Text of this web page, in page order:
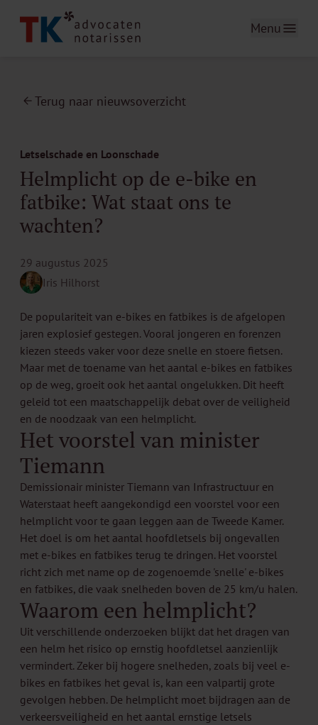
Menu
Terug naar nieuwsoverzicht
Letselschade en Loonschade
Helmplicht op de e-bike en
fatbike: Wat staat ons te
wachten?
29 augustus 2025
Iris Hilhorst
De populariteit van e-bikes en fatbikes is de afgelopen
jaren explosief gestegen. Vooral jongeren en forenzen
kiezen steeds vaker voor deze snelle en stoere fietsen.
Maar met de toename van het aantal e-bikes en fatbikes
op de weg, groeit ook het aantal ongelukken. Dit heeft
geleid tot een maatschappelijk debat over de veiligheid
en de noodzaak van een helmplicht.
Het voorstel van minister
Tiemann
Demissionair minister Tiemann van Infrastructuur en
Waterstaat heeft aangekondigd een voorstel voor een
helmplicht voor te gaan leggen aan de Tweede Kamer.
Het doel is om het aantal hoofdletsels bij ongevallen
met e-bikes en fatbikes terug te dringen. Het voorstel
richt zich met name op de zogenoemde 'snelle' e-bikes
en fatbikes, die vaak snelheden boven de 25 km/u halen.
Waarom een helmplicht?
Uit verschillende onderzoeken blijkt dat het dragen van
een helm het risico op ernstig hoofdletsel aanzienlijk
vermindert. Zeker bij hogere snelheden, zoals bij veel e-
bikes en fatbikes het geval is, kan een valpartij grote
gevolgen hebben. De helmplicht moet bijdragen aan de
verkeersveiligheid en het aantal ernstige letsels